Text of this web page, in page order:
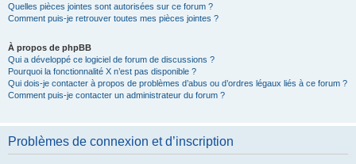
Quelles pièces jointes sont autorisées sur ce forum ?
Comment puis-je retrouver toutes mes pièces jointes ?
À propos de phpBB
Qui a développé ce logiciel de forum de discussions ?
Pourquoi la fonctionnalité X n’est pas disponible ?
Qui dois-je contacter à propos de problèmes d’abus ou d’ordres légaux liés à ce forum ?
Comment puis-je contacter un administrateur du forum ?
Problèmes de connexion et d’inscription